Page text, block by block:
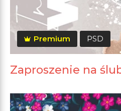
Premium PSD
Zaproszenie na